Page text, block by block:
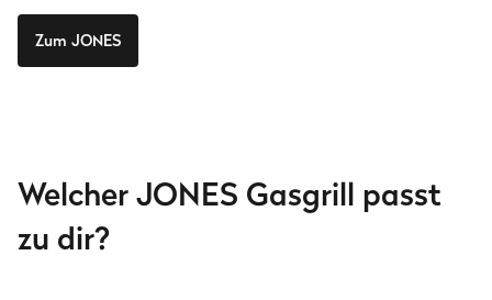
Zum JONES
Welcher JONES Gasgrill passt
zu dir?